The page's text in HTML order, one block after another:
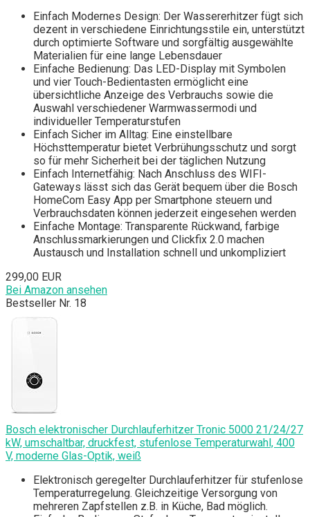
Einfach Modernes Design: Der Wassererhitzer fügt sich
dezent in verschiedene Einrichtungsstile ein, unterstützt
durch optimierte Software und sorgfältig ausgewählte
Materialien für eine lange Lebensdauer
Einfache Bedienung: Das LED-Display mit Symbolen
und vier Touch-Bedientasten ermöglicht eine
übersichtliche Anzeige des Verbrauchs sowie die
Auswahl verschiedener Warmwassermodi und
individueller Temperaturstufen
Einfach Sicher im Alltag: Eine einstellbare
Höchsttemperatur bietet Verbrühungsschutz und sorgt
so für mehr Sicherheit bei der täglichen Nutzung
Einfach Internetfähig: Nach Anschluss des WIFI-
Gateways lässt sich das Gerät bequem über die Bosch
HomeCom Easy App per Smartphone steuern und
Verbrauchsdaten können jederzeit eingesehen werden
Einfache Montage: Transparente Rückwand, farbige
Anschlussmarkierungen und Clickfix 2.0 machen
Austausch und Installation schnell und unkompliziert
299,00 EUR
Bei Amazon ansehen
Bestseller Nr. 18
Bosch elektronischer Durchlauferhitzer Tronic 5000 21/24/27
kW, umschaltbar, druckfest, stufenlose Temperaturwahl, 400
V, moderne Glas-Optik, weiß
Elektronisch geregelter Durchlauferhitzer für stufenlose
Temperaturregelung. Gleichzeitige Versorgung von
mehreren Zapfstellen z.B. in Küche, Bad möglich.